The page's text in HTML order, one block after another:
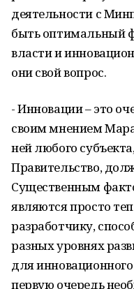
деятельности с
быть оптимальный
власти и
они свой вопрос.
- Инновации – это
своим мнением
ней любого
Правительство,
Существенным
являются просто
разработчику,
разных уровнях
для
первую очередь